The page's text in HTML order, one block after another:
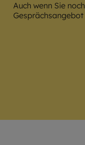
Auch wenn Sie